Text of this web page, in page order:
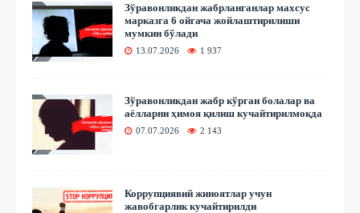
Зўравонликдан жабрланганлар махсус
марказга 6 ойгача жойлаштирилиши
мумкин бўлади
13.07.2026 1 937
Зўравонликдан жабр кўрган болалар ва
аёлларни ҳимоя қилиш кучайтирилмоқда
07.07.2026 2 143
Коррупциявий жиноятлар учун
жавобгарлик кучайтирилди